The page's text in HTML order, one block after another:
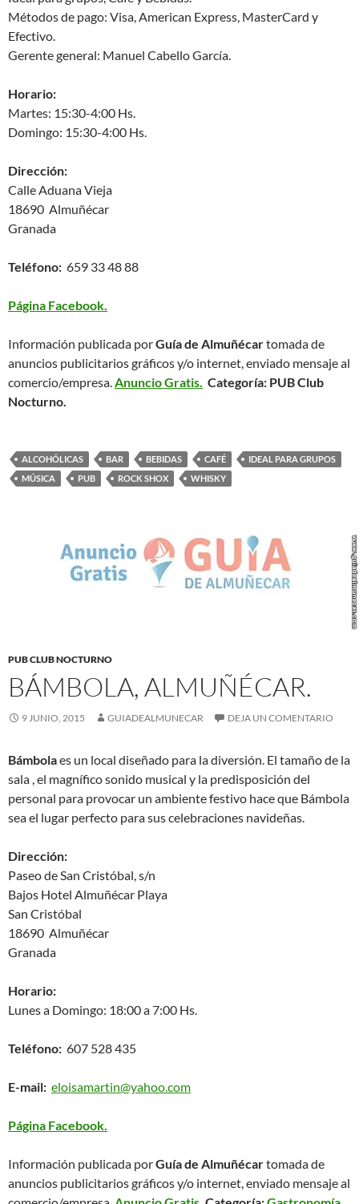
Métodos de pago: Visa, American Express, MasterCard y
Efectivo.
Gerente general: Manuel Cabello García.
Horario:
Martes: 15:30-4:00 Hs.
Domingo: 15:30-4:00 Hs.
Dirección:
Calle Aduana Vieja
18690 Almuñécar
Granada
Teléfono: 659 33 48 88
Página Facebook.
Información publicada porGuía de Almuñécartomada de
anuncios publicitarios gráficos y/o internet, enviado mensaje al
comercio/empresa.Anuncio Gratis. Categoría: PUB Club
Nocturno.
ALCOHÓLICAS BAR BEBIDAS CAFÉ
IDEAL PARA GRUPOS
MÚSICA
PUB ROCK SHOX WHISKY
PUB CLUB NOCTURNO
BÁMBOLA, ALMUÑÉCAR.
9 JUNIO, 2015 GUIADEALMUNECAR DEJA UN COMENTARIO
Bámbolaes un local diseñado para la diversión. El tamaño de la
sala , el magnífico sonido musical y la predisposición del
personal para provocar un ambiente festivo hace que Bámbola
sea el lugar perfecto para sus celebraciones navideñas.
Dirección:
Paseo de San Cristóbal, s/n
Bajos Hotel Almuñécar Playa
San Cristóbal
18690 Almuñécar
Granada
Horario:
Lunes a Domingo: 18:00 a 7:00 Hs.
Teléfono: 607 528 435
E-mail: eloisamartin@yahoo.com
Página Facebook.
Información publicada porGuía de Almuñécartomada de
anuncios publicitarios gráficos y/o internet, enviado mensaje al